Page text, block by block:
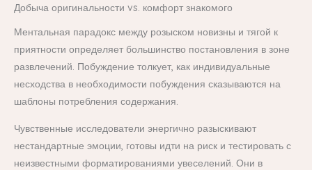
Добыча оригинальности vs. комфорт знакомого
Ментальная парадокс между розыском новизны и тягой к
приятности определяет большинство постановления в зоне
развлечений. Побуждение толкует, как индивидуальные
несходства в необходимости побуждения сказываются на
шаблоны потребления содержания.
Чувственные исследователи энергично разыскивают
нестандартные эмоции, готовы идти на риск и тестировать с
неизвестными форматированиями увеселений. Они в